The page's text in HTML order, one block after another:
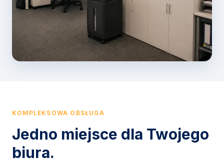
KOMPLEKSOWA OBSŁUGA
Jedno miejsce dla Twojego
biura.